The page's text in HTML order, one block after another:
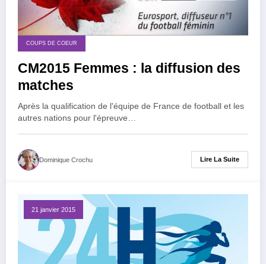
COUPS DE COEUR
CM2015 Femmes : la diffusion des
matches
Après la qualification de l'équipe de France de football et les
autres nations pour l'épreuve…
Dominique Crochu Lire La Suite
21 janvier 2015